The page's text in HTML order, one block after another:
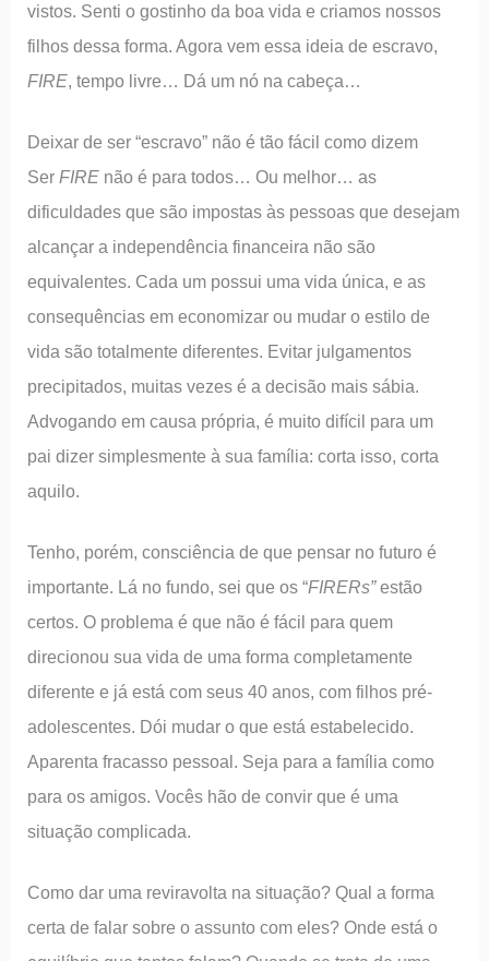
vistos. Senti o gostinho da boa vida e criamos nossos
filhos dessa forma. Agora vem essa ideia de escravo,
FIRE, tempo livre… Dá um nó na cabeça…
Deixar de ser “escravo” não é tão fácil como dizem
SerFIRE não é para todos… Ou melhor… as
dificuldades que são impostas às pessoas que desejam
alcançar a independência financeira não são
equivalentes. Cada um possui uma vida única, e as
consequências em economizar ou mudar o estilo de
vida são totalmente diferentes. Evitar julgamentos
precipitados, muitas vezes é a decisão mais sábia.
Advogando em causa própria, é muito difícil para um
pai dizer simplesmente à sua família: corta isso, corta
aquilo.
Tenho, porém, consciência de que pensar no futuro é
importante. Lá no fundo, sei que os “FIRERs”estão
certos. O problema é que não é fácil para quem
direcionou sua vida de uma forma completamente
diferente e já está com seus 40 anos, com filhos pré-
adolescentes. Dói mudar o que está estabelecido.
Aparenta fracasso pessoal. Seja para a família como
para os amigos. Vocês hão de convir que é uma
situação complicada.
Como dar uma reviravolta na situação? Qual a forma
certa de falar sobre o assunto com eles? Onde está o